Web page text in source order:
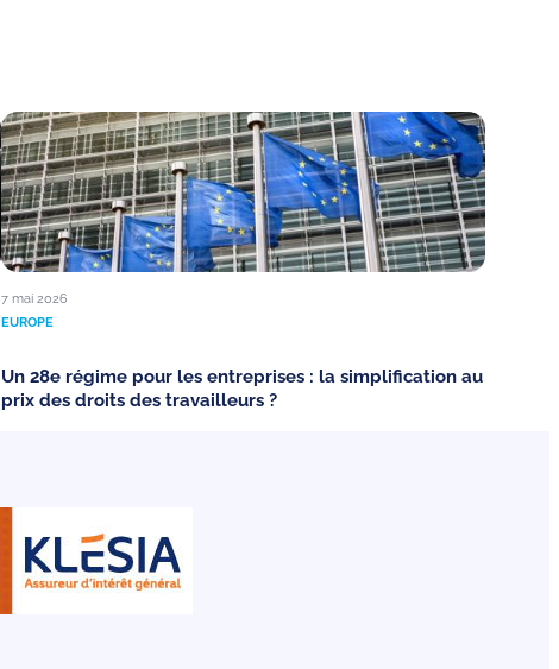
7 mai 2026
EUROPE
Un 28e régime pour les entreprises : la simplification au
prix des droits des travailleurs ?